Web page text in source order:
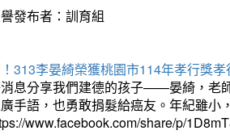
發布者：訓育組
313李晏綺榮獲桃園市114年孝行獎孝
息分享我們建德的孩子——晏綺，老
手語，也勇敢捐髮給癌友。年紀雖小
www.facebook.com/share/p/